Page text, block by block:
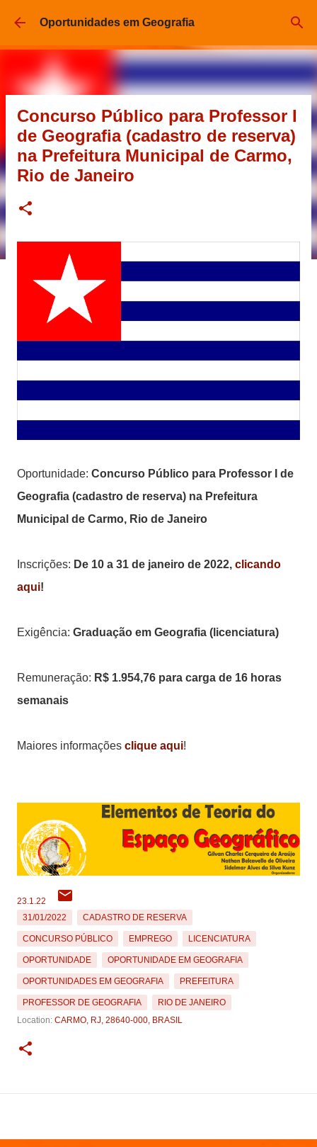
Pular para o conteúdo principal
Oportunidades em Geografia
Concurso Público para Professor I
de Geografia (cadastro de reserva)
na Prefeitura Municipal de Carmo,
Rio de Janeiro
Oportunidade: Concurso Público para Professor I de
Geografia (cadastro de reserva) na Prefeitura
Municipal de Carmo, Rio de Janeiro
Inscrições: De 10 a 31 de janeiro de 2022, clicando
aqui!
Exigência: Graduação em Geografia (licenciatura)
Remuneração: R$ 1.954,76 para carga de 16 horas
semanais
Maiores informações clique aqui!
23.1.22
31/01/2022
CADASTRO DE RESERVA
CONCURSO PÚBLICO EMPREGO LICENCIATURA
OPORTUNIDADE OPORTUNIDADE EM GEOGRAFIA
OPORTUNIDADES EM GEOGRAFIA PREFEITURA
PROFESSOR DE GEOGRAFIA
RIO DE JANEIRO
Location: CARMO, RJ, 28640-000, BRASIL